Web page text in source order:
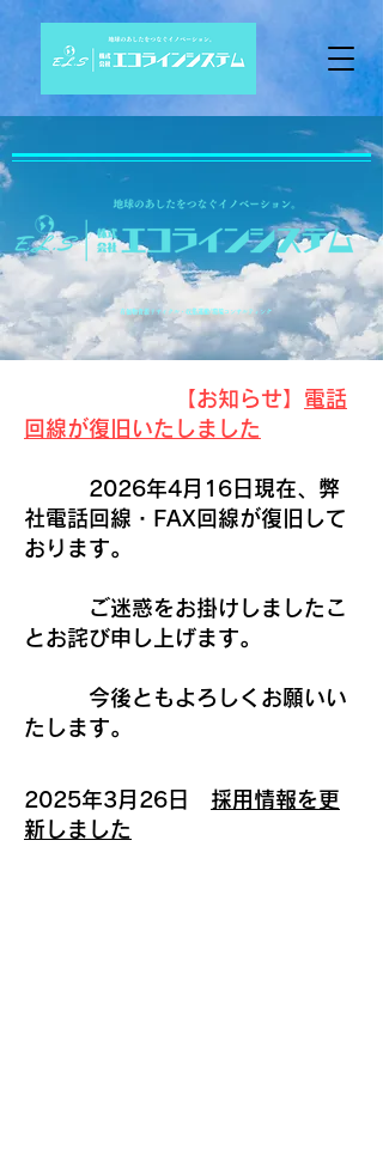
​有価物資源リサイクル・収集運搬/環境コンサルティング
【お知らせ】 電話
回線が復旧いたしました
2026年4月16日現在、弊
社電話回線・FAX回線が復旧して
おります。
ご迷惑をお掛けしましたこ
とお詫び申し上げます。
​ 今後ともよろしくお願いい
たします。
​2025年3月26日 採用情報を更
新しました